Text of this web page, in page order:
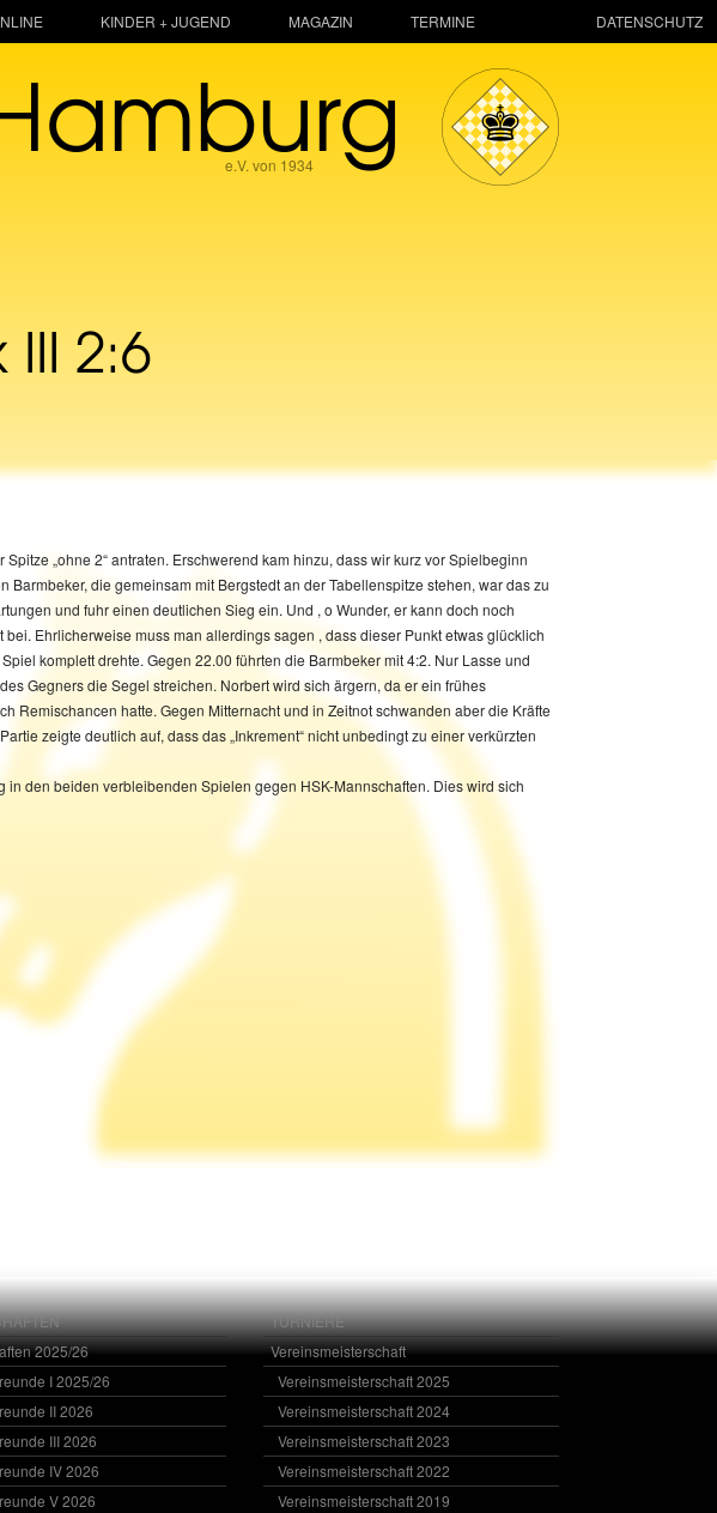
KINDER + JUGEND MAGAZIN TERMINE
e.V. von 1934
2:6
„ohne 2“ antraten. Erschwerend kam hinzu, dass wir kurz vor Spielbeginn
die gemeinsam mit Bergstedt an der Tabellenspitze stehen, war das zu
und fuhr einen deutlichen Sieg ein. Und , o Wunder, er kann doch noch
Ehrlicherweise muss man allerdings sagen , dass dieser Punkt etwas glücklich
komplett drehte. Gegen 22.00 führten die Barmbeker mit 4:2. Nur Lasse und
Gegners die Segel streichen. Norbert wird sich ärgern, da er ein frühes
Remischancen hatte. Gegen Mitternacht und in Zeitnot schwanden aber die Kräfte
zeigte deutlich auf, dass das „Inkrement“ nicht unbedingt zu einer verkürzten
den beiden verbleibenden Spielen gegen HSK-Mannschaften. Dies wird sich
DATENSCHUTZ
2025/26
I 2025/26
II 2026
III 2026
IV 2026
V 2026
TURNIERE
Vereinsmeisterschaft
Vereinsmeisterschaft 2025
Vereinsmeisterschaft 2024
Vereinsmeisterschaft 2023
Vereinsmeisterschaft 2022
Vereinsmeisterschaft 2019